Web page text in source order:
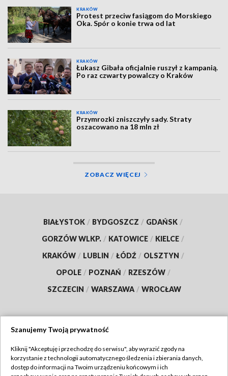
KRAKÓW
Protest przeciw fasiągom do Morskiego
Oka. Spór o konie trwa od lat
KRAKÓW
Łukasz Gibała oficjalnie ruszył z kampanią.
Po raz czwarty powalczy o Kraków
KRAKÓW
Przymrozki zniszczyły sady. Straty
oszacowano na 18 mln zł
ZOBACZ WIĘCEJ
BIAŁYSTOK / BYDGOSZCZ / GDAŃSK /
GORZÓW WLKP. / KATOWICE / KIELCE /
KRAKÓW / LUBLIN / ŁÓDŹ / OLSZTYN /
OPOLE / POZNAŃ / RZESZÓW /
SZCZECIN / WARSZAWA / WROCŁAW
TVP
Szanujemy Twoją prywatność
Kliknij "Akceptuję i przechodzę do serwisu", aby wyrazić zgody na
korzystanie z technologii automatycznego śledzenia i zbierania danych,
dostęp do informacji na Twoim urządzeniu końcowym i ich